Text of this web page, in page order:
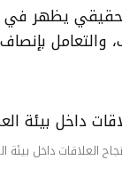
يظهر في
والتعامل
العلاقات داخل بيئة